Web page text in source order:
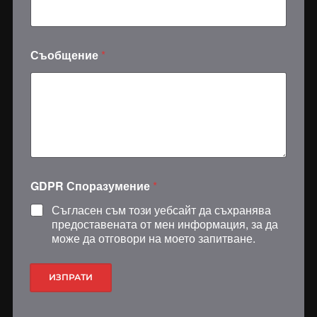
п
р
е
m
a
i
Съобщение *
GDPR Споразумение *
Съгласен съм този уебсайт да съхранява
предоставената от мен информация, за да
може да отговори на моето запитване.
ИЗПРАТИ